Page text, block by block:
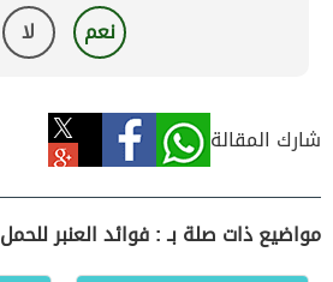
نعم لا
شارك المقالة
مواضيع ذات صلة بـ : فوائد العنبر للحمل